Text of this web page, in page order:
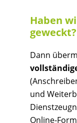
Haben
geweckt?
Dann
und
Online-